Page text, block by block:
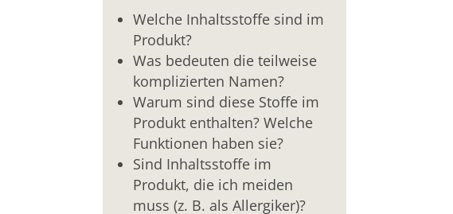
Welche Inhaltsstoffe sind im
Produkt?
Was bedeuten die teilweise
komplizierten Namen?
Warum sind diese Stoffe im
Produkt enthalten? Welche
Funktionen haben sie?
Sind Inhaltsstoffe im
Produkt, die ich meiden
muss (z. B. als Allergiker)?